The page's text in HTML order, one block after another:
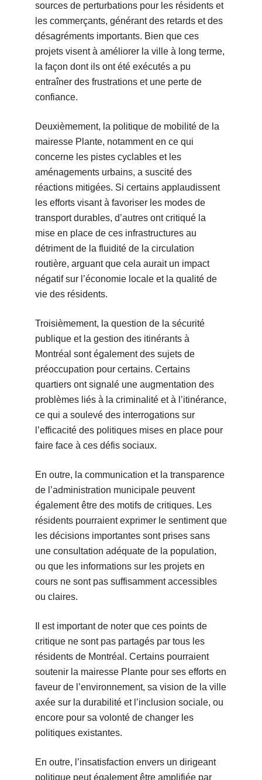
sources de perturbations pour les résidents et
les commerçants, générant des retards et des
désagréments importants. Bien que ces
projets visent à améliorer la ville à long terme,
la façon dont ils ont été exécutés a pu
entraîner des frustrations et une perte de
confiance.
Deuxièmement, la politique de mobilité de la
mairesse Plante, notamment en ce qui
concerne les pistes cyclables et les
aménagements urbains, a suscité des
réactions mitigées. Si certains applaudissent
les efforts visant à favoriser les modes de
transport durables, d’autres ont critiqué la
mise en place de ces infrastructures au
détriment de la fluidité de la circulation
routière, arguant que cela aurait un impact
négatif sur l’économie locale et la qualité de
vie des résidents.
Troisièmement, la question de la sécurité
publique et la gestion des itinérants à
Montréal sont également des sujets de
préoccupation pour certains. Certains
quartiers ont signalé une augmentation des
problèmes liés à la criminalité et à l’itinérance,
ce qui a soulevé des interrogations sur
l’efficacité des politiques mises en place pour
faire face à ces défis sociaux.
En outre, la communication et la transparence
de l’administration municipale peuvent
également être des motifs de critiques. Les
résidents pourraient exprimer le sentiment que
les décisions importantes sont prises sans
une consultation adéquate de la population,
ou que les informations sur les projets en
cours ne sont pas suffisamment accessibles
ou claires.
Il est important de noter que ces points de
critique ne sont pas partagés par tous les
résidents de Montréal. Certains pourraient
soutenir la mairesse Plante pour ses efforts en
faveur de l’environnement, sa vision de la ville
axée sur la durabilité et l’inclusion sociale, ou
encore pour sa volonté de changer les
politiques existantes.
En outre, l’insatisfaction envers un dirigeant
politique peut également être amplifiée par